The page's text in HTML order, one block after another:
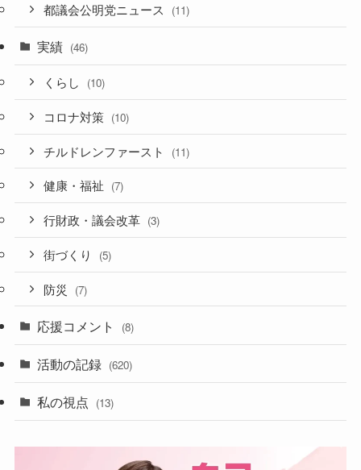
都議会公明党ニュース (11)
実績 (46)
くらし (10)
コロナ対策 (10)
チルドレンファースト (11)
健康・福祉 (7)
行財政・議会改革 (3)
街づくり (5)
防災 (7)
応援コメント (8)
活動の記録 (620)
私の視点 (13)